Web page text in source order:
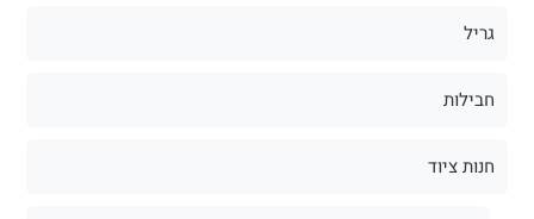
גריל
חבילות
חנות ציוד